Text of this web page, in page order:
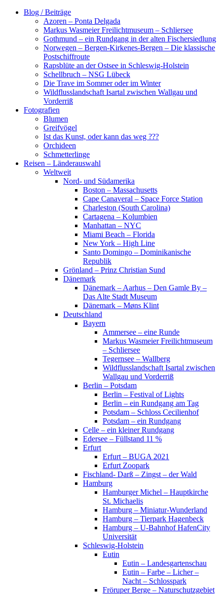
Zum
Blog / Beiträge
Azoren – Ponta Delgada
Markus Wasmeier Freilichtmuseum – Schliersee
Gothmund – ein Rundgang in der alten Fischersiedlung
Norwegen – Bergen-Kirkenes-Bergen – Die klassische
Postschiffroute
Rapsblüte an der Ostsee in Schleswig-Holstein
Schellbruch – NSG Lübeck
Die Trave im Sommer oder im Winter
Wildflusslandschaft Isartal zwischen Wallgau und
Vorderriß
Fotografien
Blumen
Greifvögel
Ist das Kunst, oder kann das weg ???
Orchideen
Schmetterlinge
Reisen – Länderauswahl
Weltweit
Nord- und Südamerika
Boston – Massachusetts
Cape Canaveral – Space Force Station
Charleston (South Carolina)
Cartagena – Kolumbien
Manhattan – NYC
Miami Beach – Florida
New York – High Line
Santo Domingo – Dominikanische
Republik
Grönland – Prinz Christian Sund
Dänemark
Dänemark – Aarhus – Den Gamle By –
Das Alte Stadt Museum
Dänemark – Møns Klint
Deutschland
Bayern
Ammersee – eine Runde
Markus Wasmeier Freilichtmuseum
– Schliersee
Tegernsee – Wallberg
Wildflusslandschaft Isartal zwischen
Wallgau und Vorderriß
Berlin – Potsdam
Berlin – Festival of Lights
Berlin – ein Rundgang am Tag
Potsdam – Schloss Cecilienhof
Potsdam – ein Rundgang
Celle – ein kleiner Rundgang
Edersee – Füllstand 11 %
Erfurt
Erfurt – BUGA 2021
Erfurt Zoopark
Fischland- Darß – Zingst – der Wald
Hamburg
Hamburger Michel – Hauptkirche
St. Michaelis
Hamburg – Miniatur-Wunderland
Hamburg – Tierpark Hagenbeck
Hamburg – U-Bahnhof HafenCity
Universität
Schleswig-Holstein
Eutin
Eutin – Landesgartenschau
Eutin – Farbe – Licher –
Nacht – Schlosspark
Fröruper Berge – Naturschutzgebiet